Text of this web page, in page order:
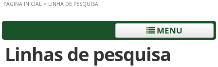
PÁGINA INICIAL > LINHA DE PESQUISA
MENU
Linhas de pesquisa